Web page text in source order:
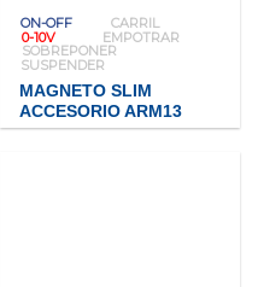
ON-OFF
CARRIL
0-10V
EMPOTRAR
SOBREPONER
SUSPENDER
MAGNETO SLIM
ACCESORIO ARM13